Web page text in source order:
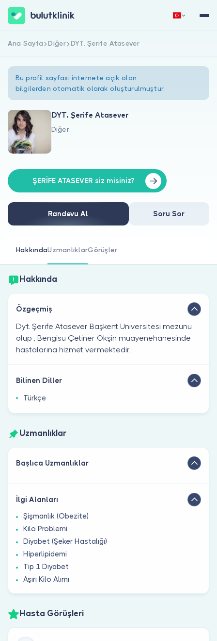
Hakkımızda
Doktorlar için
Doktor musunuz?
Hemen Kaydol
Ana Sayfa Diğer DYT. Şerife Atasever
Bu profil sayfası internete açık olan
bilgilerden otomatik olarak oluşturulmuştur.
DYT. Şerife Atasever
Diğer
ŞERİFE ATASEVER siz misiniz?
Randevu Al Soru Sor
HakkındaUzmanlıklarGörüşler
Hakkında
Özgeçmiş
Dyt. Şerife Atasever Başkent Üniversitesi mezunu
olup , Bengisu Çetiner Okşin muayenehanesinde
hastalarına hizmet vermektedir.
Bilinen Diller
Türkçe
Uzmanlıklar
Başlıca Uzmanlıklar
İlgi Alanları
Şişmanlık (Obezite)
Kilo Problemi
Diyabet (Şeker Hastalığı)
Hiperlipidemi
Tip 1 Diyabet
Aşırı Kilo Alımı
Hasta Görüşleri